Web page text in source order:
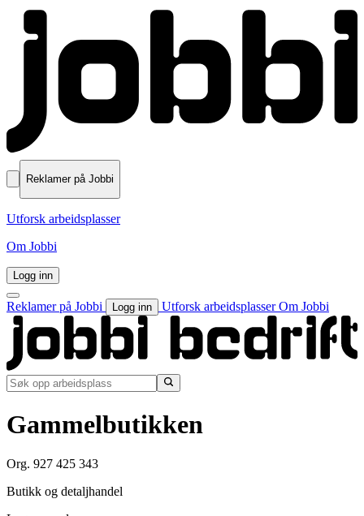
Reklamer på Jobbi
Utforsk arbeidsplasser
Om Jobbi
Logg inn
Reklamer på Jobbi Logg inn Utforsk arbeidsplasserOm Jobbi
Gammelbutikken
Org. 927 425 343
Butikk og detaljhandel